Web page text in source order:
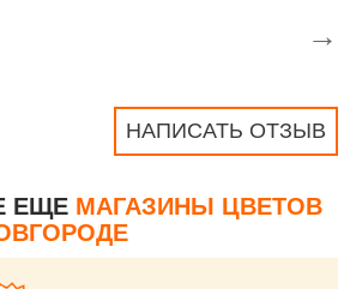
→
НАПИСАТЬ ОТЗЫВ
ЕЩЕ МАГАЗИНЫ ЦВЕТОВ